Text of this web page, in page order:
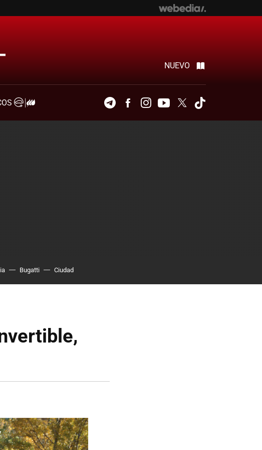
NUEVO
TelegramFacebookInstagramYoutubeTwitter
Bugatti Ciudad